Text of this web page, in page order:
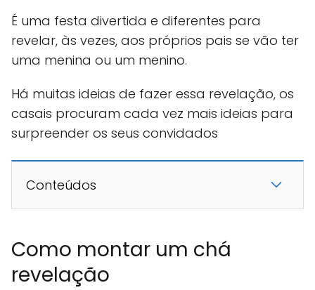
É uma festa divertida e diferentes para
revelar, às vezes, aos próprios pais se vão ter
uma menina ou um menino.
Há muitas ideias de fazer essa revelação, os
casais procuram cada vez mais ideias para
surpreender os seus convidados
Conteúdos
Como montar um chá
revelação